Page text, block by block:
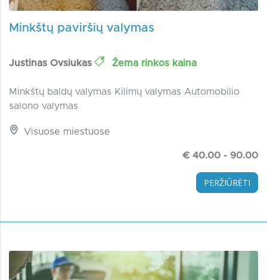
Minkštų paviršių valymas
Justinas Ovsiukas Žema rinkos kaina
Minkštų baldų valymas Kilimų valymas Automobilio
salono valymas
Visuose miestuose
€ 40.00 - 90.00
PERŽIŪRĖTI